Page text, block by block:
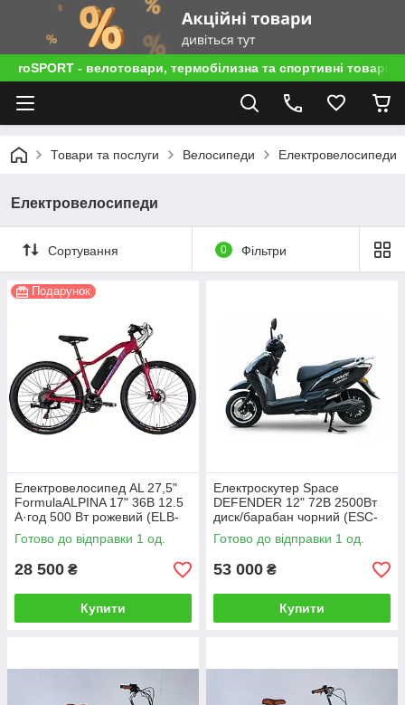
roSPORT - велотовари, термобілизна та спортивні товари
Товари та послуги Велосипеди Електровелосипеди
Електровелосипеди
Сортування 0 Фільтри
Подарунок
Електровелосипед AL 27,5"
FormulaALPINA 17" 36B 12.5
А·год 500 Вт рожевий (ELB-
FR-27.5-046)
Готово до відправки 1 од.
28 500 ₴
Купити
Електроскутер Space
DEFENDER 12" 72B 2500Вт
диск/барабан чорний (ESC-
078)
Готово до відправки 1 од.
53 000 ₴
Купити